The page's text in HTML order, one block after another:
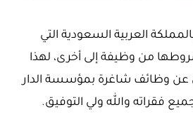
العربية السعودية التي
من وظيفة إلى أخرى، لهذا
عن وظائف شاغرة بمؤسسة الدار
فقراته والله ولي التوفيق.